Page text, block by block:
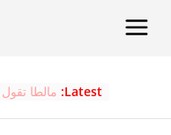
Latest: مالطا